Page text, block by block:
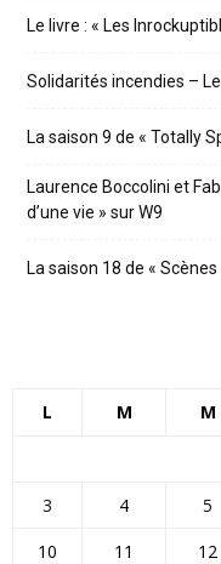
Le livre : « Les
Solidarités incendies –
La saison 9 de « Totally
Laurence Boccolini et
d’une vie » sur W9
La saison 18 de «
L M M
3
4 5
10
11 12